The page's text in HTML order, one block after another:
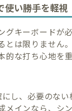
使い勝手を軽視
グキーボードが
とは限りません
的な打ち心地を
し、必要のな
メインなら、シ